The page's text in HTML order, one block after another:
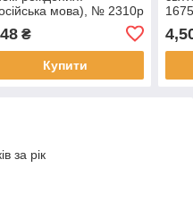
мова), № 2310р
₴
Купити
за рік